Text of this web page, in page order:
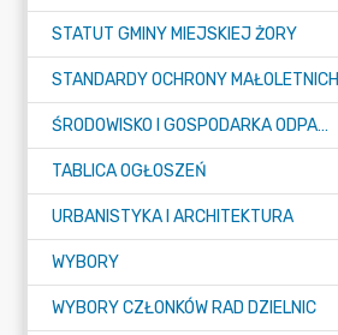
STATUT GMINY MIEJSKIEJ ŻORY
STANDARDY OCHRONY MAŁOLETNICH
ŚRODOWISKO I GOSPODARKA ODPADAMI
TABLICA OGŁOSZEŃ
URBANISTYKA I ARCHITEKTURA
WYBORY
WYBORY CZŁONKÓW RAD DZIELNIC